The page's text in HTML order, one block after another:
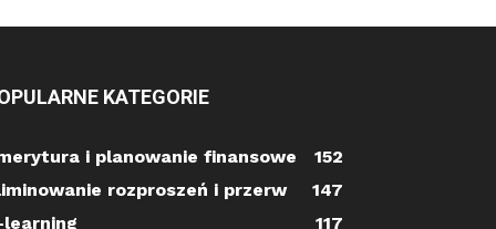
KATEGORIE
i planowanie finansowe
152
rozproszeń i przerw
147
learning
117